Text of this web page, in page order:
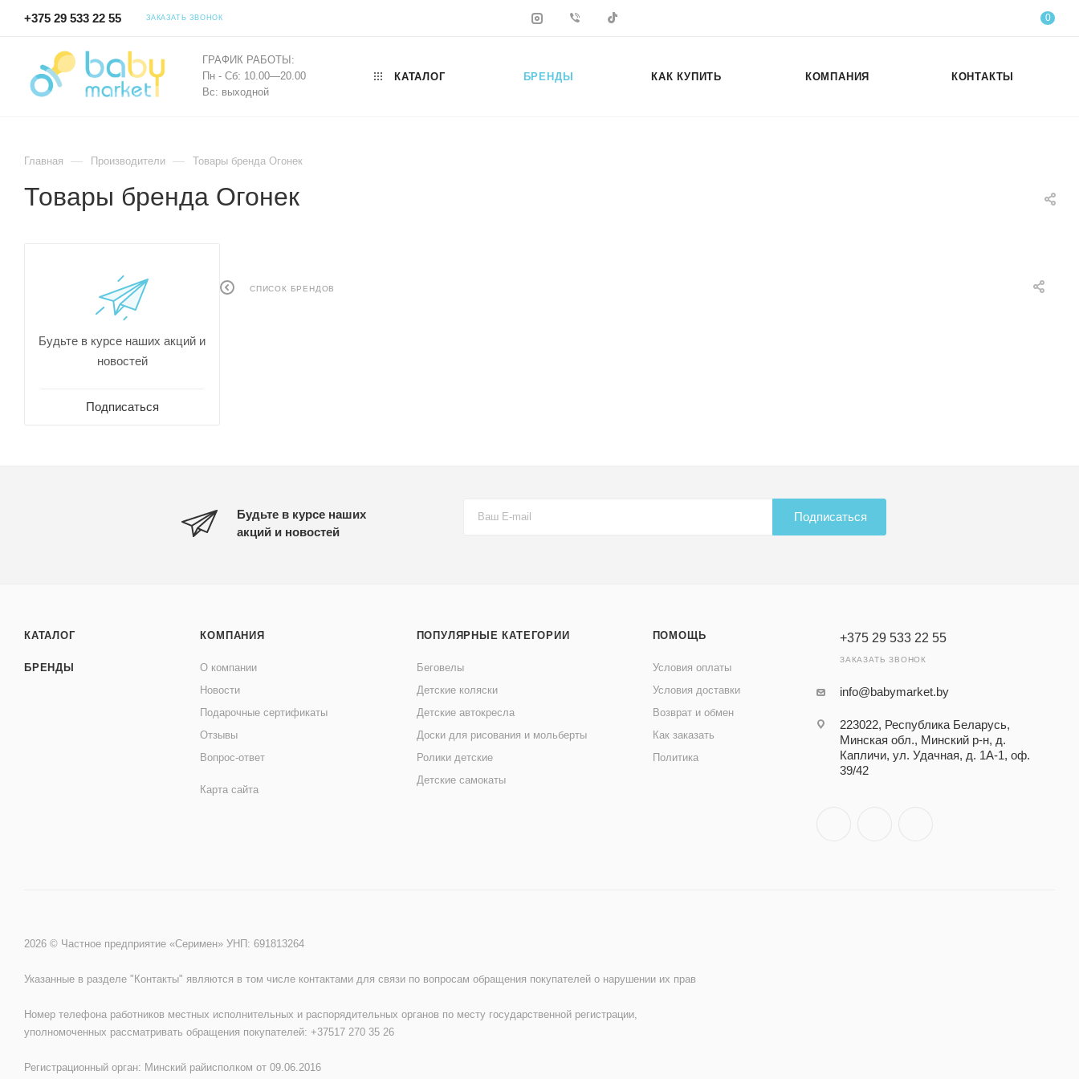
+375 29 533 22 55 ЗАКАЗАТЬ ЗВОНОК 0
ГРАФИК РАБОТЫ:
Пн - Сб: 10.00—20.00
Вс: выходной
КАТАЛОГ БРЕНДЫ КАК КУПИТЬ КОМПАНИЯ КОНТАКТЫ
Главная — Производители — Товары бренда Огонек
Товары бренда Огонек
СПИСОК БРЕНДОВ
Будьте в курсе наших акций и
новостей
Подписаться
Будьте в курсе наших
акций и новостей
Подписаться
КАТАЛОГ
БРЕНДЫ
КОМПАНИЯ
О компании
Новости
Подарочные сертификаты
Отзывы
Вопрос-ответ
Карта сайта
ПОПУЛЯРНЫЕ КАТЕГОРИИ
Беговелы
Детские коляски
Детские автокресла
Доски для рисования и мольберты
Ролики детские
Детские самокаты
ПОМОЩЬ
Условия оплаты
Условия доставки
Возврат и обмен
Как заказать
Политика
+375 29 533 22 55
ЗАКАЗАТЬ ЗВОНОК
info@babymarket.by
223022, Республика Беларусь,
Минская обл., Минский р-н, д.
Капличи, ул. Удачная, д. 1А-1, оф.
39/42
2026 © Частное предприятие «Серимен» УНП: 691813264
Указанные в разделе "Контакты" являются в том числе контактами для связи по вопросам обращения покупателей о нарушении их прав
Номер телефона работников местных исполнительных и распорядительных органов по месту государственной регистрации,
уполномоченных рассматривать обращения покупателей: +37517 270 35 26
Регистрационный орган: Минский райисполком от 09.06.2016